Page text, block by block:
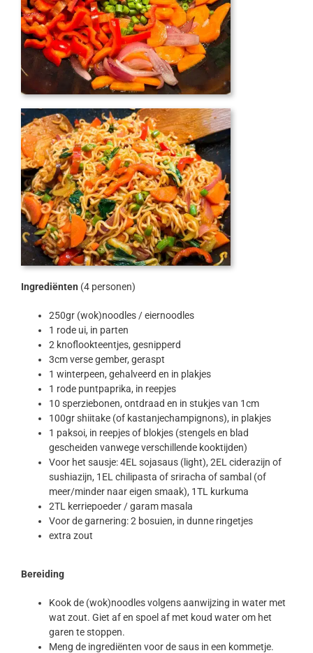
Ingrediënten (4 personen)
250gr (wok)noodles / eiernoodles
1 rode ui, in parten
2 knoflookteentjes, gesnipperd
3cm verse gember, geraspt
1 winterpeen, gehalveerd en in plakjes
1 rode puntpaprika, in reepjes
10 sperziebonen, ontdraad en in stukjes van 1cm
100gr shiitake (of kastanjechampignons), in plakjes
1 paksoi, in reepjes of blokjes (stengels en blad
gescheiden vanwege verschillende kooktijden)
Voor het sausje: 4EL sojasaus (light), 2EL ciderazijn of
sushiazijn, 1EL chilipasta of sriracha of sambal (of
meer/minder naar eigen smaak), 1TL kurkuma
2TL kerriepoeder / garam masala
Voor de garnering: 2 bosuien, in dunne ringetjes
extra zout
Bereiding
Kook de (wok)noodles volgens aanwijzing in water met
wat zout. Giet af en spoel af met koud water om het
garen te stoppen.
Meng de ingrediënten voor de saus in een kommetje.